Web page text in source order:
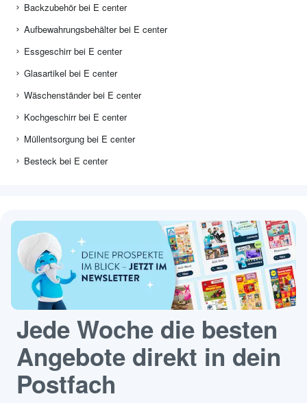
Backzubehör bei E center
Aufbewahrungsbehälter bei E center
Essgeschirr bei E center
Glasartikel bei E center
Wäschenständer bei E center
Kochgeschirr bei E center
Müllentsorgung bei E center
Besteck bei E center
Jede Woche die besten
Angebote direkt in dein
Postfach